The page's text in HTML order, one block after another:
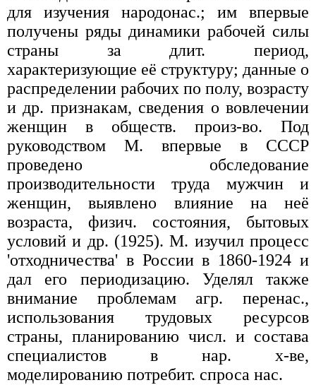
для изучения народонас.; им впервые
получены ряды динамики рабочей силы
страны за длит. период,
характеризующие её структуру; данные о
распределении рабочих по полу, возрасту
и др. признакам, сведения о вовлечении
женщин в обществ. произ-во. Под
руководством М. впервые в СССР
проведено обследование
производительности труда мужчин и
женщин, выявлено влияние на неё
возраста, физич. состояния, бытовых
условий и др. (1925). М. изучил процесс
'отходничества' в России в 1860-1924 и
дал его периодизацию. Уделял также
внимание проблемам агр. перенас.,
использования трудовых ресурсов
страны, планированию числ. и состава
специалистов в нар. х-ве,
моделированию потребит. спроса нас.